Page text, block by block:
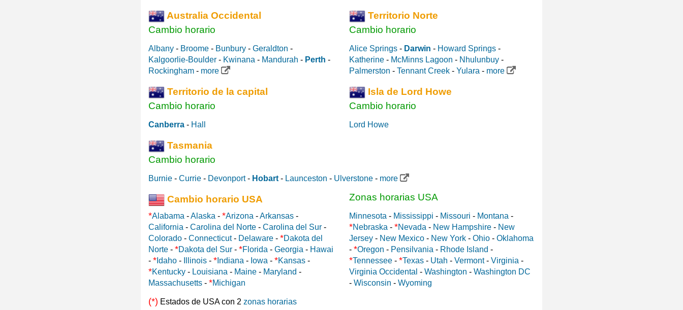
Australia Occidental
Cambio horario
Albany - Broome - Bunbury - Geraldton -
Kalgoorlie-Boulder - Kwinana - Mandurah - Perth -
Rockingham - more
Territorio Norte
Cambio horario
Alice Springs - Darwin - Howard Springs -
Katherine - McMinns Lagoon - Nhulunbuy -
Palmerston - Tennant Creek - Yulara - more
Territorio de la capital
Cambio horario
Canberra - Hall
Isla de Lord Howe
Cambio horario
Lord Howe
Tasmania
Cambio horario
Burnie - Currie - Devonport- Hobart - Launceston - Ulverstone - more
Cambio horario USA Zonas horarias USA
*Alabama -Alaska - *Arizona -Arkansas -
California - Carolina del Norte - Carolina del Sur -
Colorado - Connecticut- Delaware - *Dakota del
Norte - *Dakota del Sur - *Florida - Georgia - Hawai
- * Idaho - Illinois - * Indiana - Iowa - *Kansas -
*Kentucky - Louisiana - Maine - Maryland -
Massachusetts - *Michigan
Minnesota - Mississippi - Missouri - Montana -
*Nebraska - *Nevada - New Hampshire - New
Jersey - New Mexico - New York - Ohio - Oklahoma
- *Oregon - Pensilvania - Rhode Island -
*Tennessee - *Texas - Utah - Vermont- Virginia -
Virginia Occidental - Washington - Washington DC
- Wisconsin - Wyoming
(*) Estados de USA con 2 zonas horarias